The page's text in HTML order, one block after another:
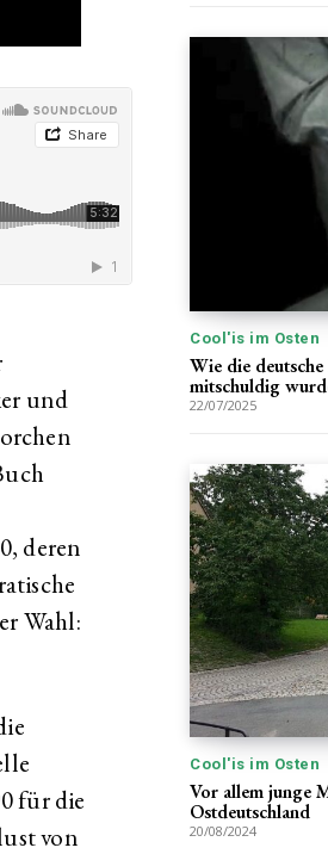
und
deren
Wahl:
für die
von
Cool'is im Osten
Wie die
mitschuldig
22/07/2025
Cool'is im Osten
Vor allem junge
Ostdeutschland
20/08/2024